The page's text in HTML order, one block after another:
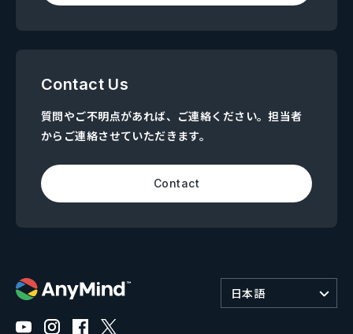
Contact Us
質問やご不明点があれば、ご連絡ください。担当者
からご連絡させていただきます。
Contact
日本語